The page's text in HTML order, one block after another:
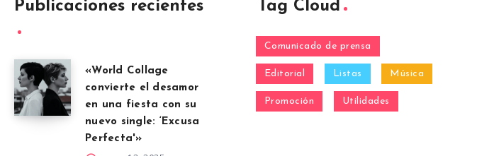
Publicaciones recientes
«World Collage
convierte el desamor
en una fiesta con su
nuevo single: ‘Excusa
Perfecta'»
Tag Cloud
Comunicado de prensa
Editorial Listas Música
Promoción Utilidades